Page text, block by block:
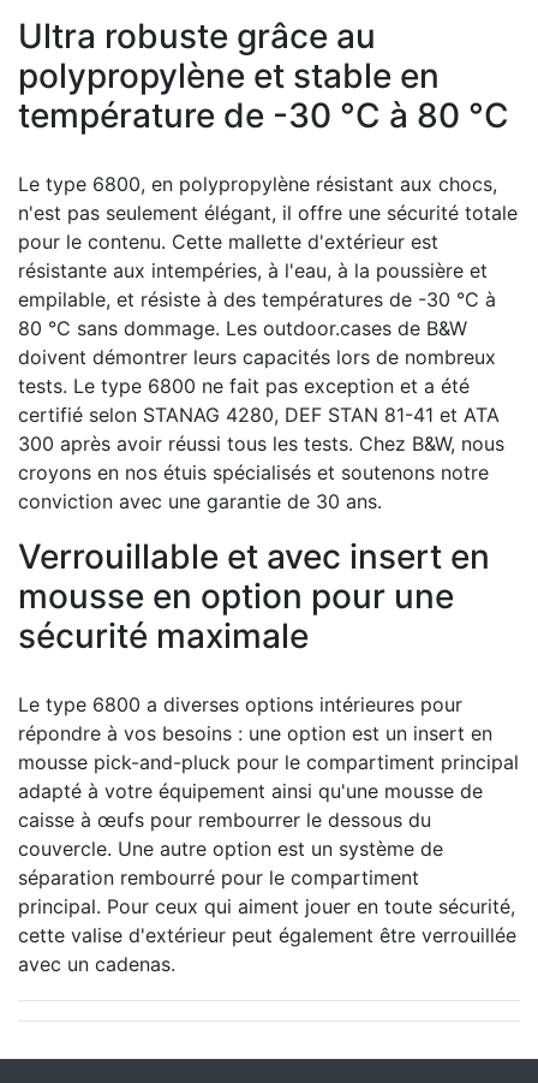
Ultra robuste grâce au
polypropylène et stable en
température de -30 °C à 80 °C
Le type 6800, en polypropylène résistant aux chocs,
n'est pas seulement élégant, il offre une sécurité totale
pour le contenu. Cette mallette d'extérieur est
résistante aux intempéries, à l'eau, à la poussière et
empilable, et résiste à des températures de -30 °C à
80 °C sans dommage. Les outdoor.cases de B&W
doivent démontrer leurs capacités lors de nombreux
tests. Le type 6800 ne fait pas exception et a été
certifié selon STANAG 4280, DEF STAN 81-41 et ATA
300 après avoir réussi tous les tests. Chez B&W, nous
croyons en nos étuis spécialisés et soutenons notre
conviction avec une garantie de 30 ans.
Verrouillable et avec insert en
mousse en option pour une
sécurité maximale
Le type 6800 a diverses options intérieures pour
répondre à vos besoins : une option est un insert en
mousse pick-and-pluck pour le compartiment principal
adapté à votre équipement ainsi qu'une mousse de
caisse à œufs pour rembourrer le dessous du
couvercle. Une autre option est un système de
séparation rembourré pour le compartiment
principal. Pour ceux qui aiment jouer en toute sécurité,
cette valise d'extérieur peut également être verrouillée
avec un cadenas.